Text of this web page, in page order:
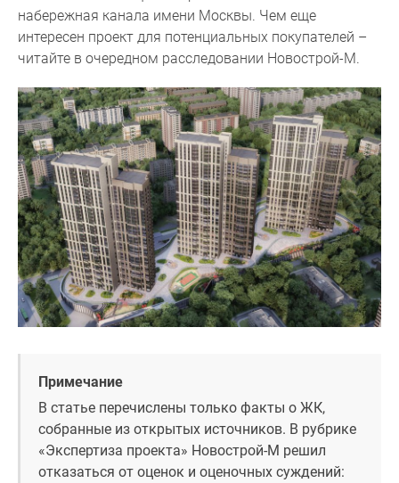
застройщики
Панорамы
новостроек
новостроек
Экспертиза
новостроек
Экология
Москвы
Подмосковья
Студии
комнатные
комнатные
Квартиры
набережная канала имени Москвы. Чем еще
интересен проект для потенциальных покупателей –
читайте в очередном расследовании Новострой-М.
Примечание
В статье перечислены только факты о ЖК,
собранные из открытых источников. В рубрике
«Экспертиза проекта» Новострой-М решил
отказаться от оценок и оценочных суждений: